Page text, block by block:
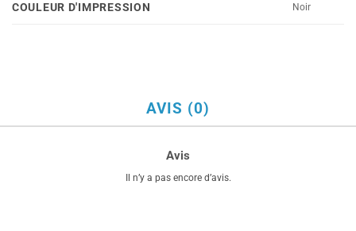
COULEUR D'IMPRESSION Noir
AVIS (0)
Avis
Il n’y a pas encore d’avis.